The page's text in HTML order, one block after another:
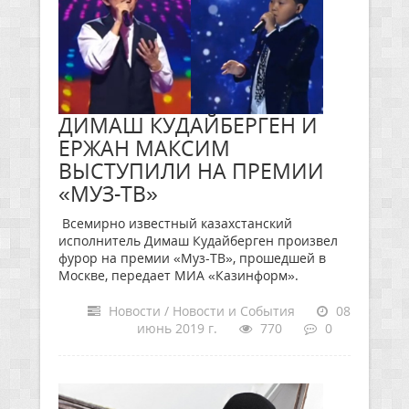
ДИМАШ КУДАЙБЕРГЕН И
ЕРЖАН МАКСИМ
ВЫСТУПИЛИ НА ПРЕМИИ
«МУЗ-ТВ»
Всемирно известный казахстанский
исполнитель Димаш Кудайберген произвел
фурор на премии «Муз-ТВ», прошедшей в
Москве, передает МИА «Казинформ».
Новости / Новости и События
08
июнь 2019 г.
770 0